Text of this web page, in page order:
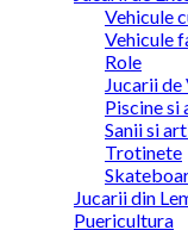
Vehicule
Vehicule
Role
Jucarii de
Piscine si
Sanii si
Trotinete
Jucarii din
Puericultura